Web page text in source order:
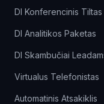
DI Konferencinis Tiltas
DI Analitikos Paketas
DI Skambučiai
Virtualus Telefonistas
Automatinis Atsakiklis